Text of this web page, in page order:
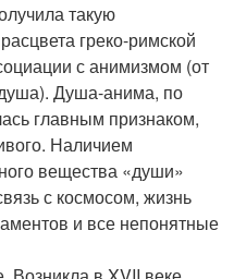
такую
греко-римской
с анимизмом (от
Душа-анима, по
главным признаком,
Наличием
вещества «души»
с космосом, жизнь
и все непонятные